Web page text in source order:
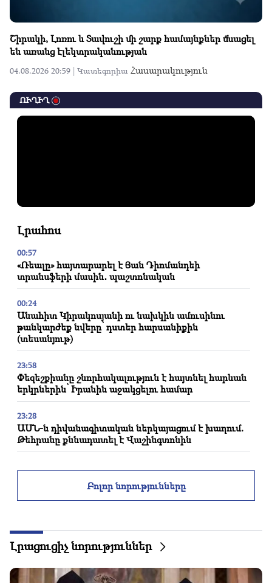
Շիրակի, Լոռու և Տավուշի մի շարք համայնքներ մնացել
են առանց էլեկտրականության
04.08.2026 20:59 | Կատեգորիա Հասարակություն
ՈՒՂԻՂ
Լրահոս
00:57
«Ռեալը» հայտարարել է Յան Դիոմանդեի
տրանսֆերի մասին․ պաշտոնական
00:24
Անահիտ Կիրակոսյանի ու նախկին ամուսինու
թանկարժեք նվերը՝ դստեր հարսանիքին
(տեսանյութ)
23:58
Փեզեշքիանը շնորհակալություն է հայտնել հարևան
երկրներին՝ Իրանին աջակցելու համար
23:28
ԱՄՆ-ն դիվանագիտական ներկայացում է խաղում.
Թեհրանը քննադատել է Վաշինգտոնին
պայթյուն է որոտացել․ երկու մարդ զոհվել է, 13-ը՝
վիրավորվել
22:58
Օդանավում գտնվող 13 ուղևոր է տուժել.
Հնդկաստան
Բոլոր նորությունները
Լրացուցիչ նորություններ